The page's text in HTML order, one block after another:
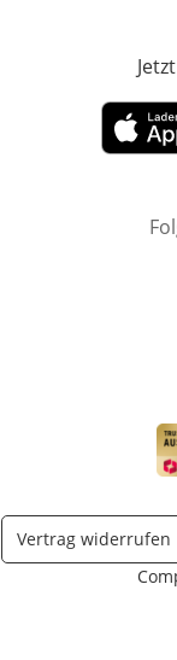
Öffnet
Vertrag widerrufen